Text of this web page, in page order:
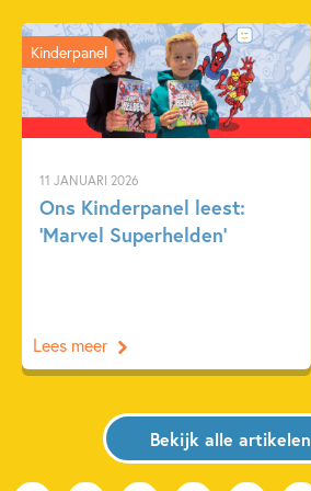
11 JANUARI 2026
Ons Kinderpanel leest:
‘Marvel Superhelden’
Kinderpanel
Lees meer
Bekijk alle artikelen